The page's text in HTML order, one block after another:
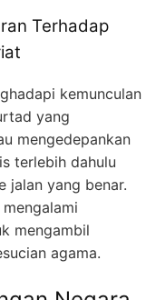
Terhadap
kemunculan
yang
mengedepankan
terlebih dahulu
jalan yang benar.
mengambil
agama.